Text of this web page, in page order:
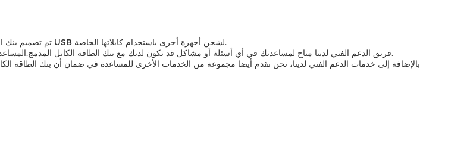
تم تصميم بنك الطاقة المدمج في الكابل لتوفير مصدر طاقة مريح وموثوق به لأجهزتك أثناء التنقل.ومصدر USB لشحن أجهزة أخرى باستخدام كابلاتها الخاصة.
فريق الدعم الفني لدينا متاح لمساعدتك في أي أسئلة أو مشاكل قد تكون لديك مع بنك الطاقة الكابل المدمج.المساعدة في الإعداد والتكوين، وتقديم نصائح حول كيفية الحصول على أقصى استفادة من جهازك.
بالإضافة إلى خدمات الدعم الفني لدينا، نحن نقدم أيضا مجموعة من الخدمات الأخرى للمساعدة في ضمان أن بنك الطاقة